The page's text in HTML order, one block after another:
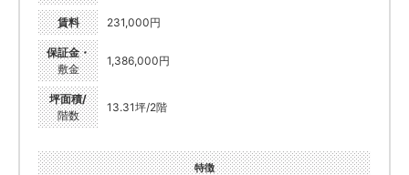
賃料 231,000円
保証金・
敷金
1,386,000円
坪面積/
階数
13.31坪/2階
特徴